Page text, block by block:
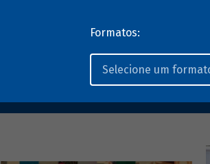
Formatos: